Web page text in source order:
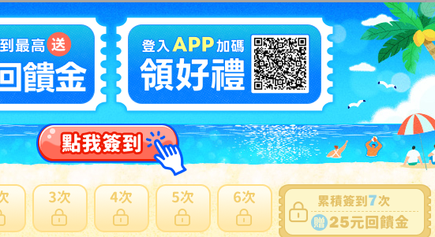
出價競標 得標填寫委託單
問題商品反映流程